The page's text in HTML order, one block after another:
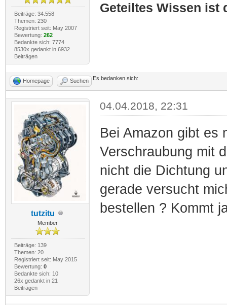
Beiträge: 34.558
Themen: 230
Registriert seit: May 2007
Bewertung: 262
Bedankte sich: 7774
8530x gedankt in 6932
Beiträgen
Geteiltes Wissen ist
Homepage Suchen Es bedanken sich:
tutzitu
Member
Beiträge: 139
Themen: 20
Registriert seit: May 2015
Bewertung: 0
Bedankte sich: 10
26x gedankt in 21
Beiträgen
04.04.2018, 22:31
Bei Amazon gibt es
Verschraubung mit
nicht die Dichtung
gerade versucht
bestellen ? Kommt